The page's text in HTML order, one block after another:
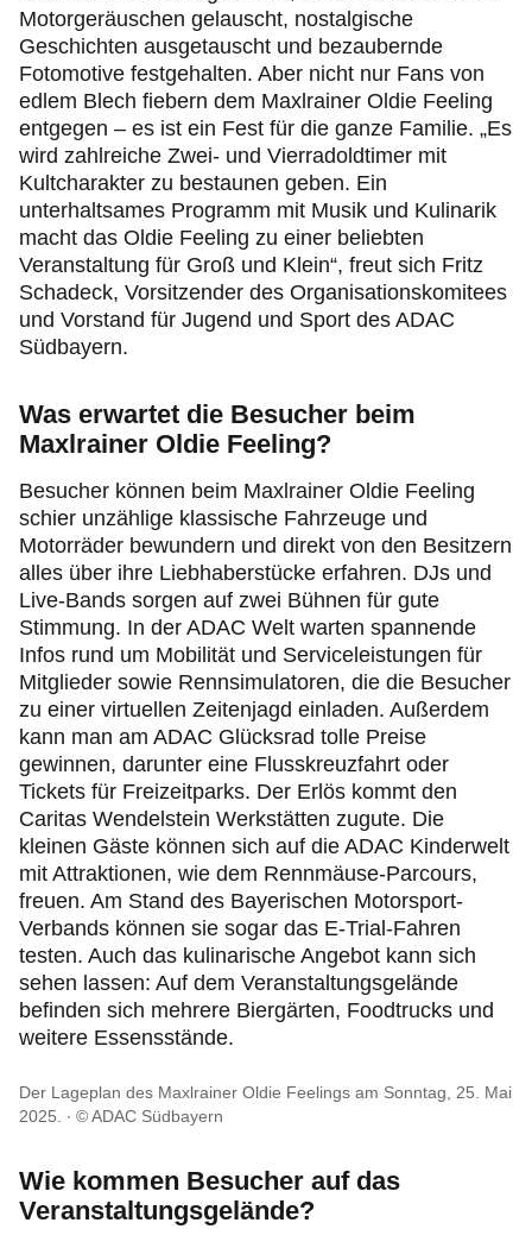
Motorgeräuschen gelauscht, nostalgische
Geschichten ausgetauscht und bezaubernde
Fotomotive festgehalten. Aber nicht nur Fans von
edlem Blech fiebern dem Maxlrainer Oldie Feeling
entgegen – es ist ein Fest für die ganze Familie. „Es
wird zahlreiche Zwei- und Vierradoldtimer mit
Kultcharakter zu bestaunen geben. Ein
unterhaltsames Programm mit Musik und Kulinarik
macht das Oldie Feeling zu einer beliebten
Veranstaltung für Groß und Klein“, freut sich Fritz
Schadeck, Vorsitzender des Organisationskomitees
und Vorstand für Jugend und Sport des ADAC
Südbayern.
Was erwartet die Besucher beim
Maxlrainer Oldie Feeling?
Besucher können beim Maxlrainer Oldie Feeling
schier unzählige klassische Fahrzeuge und
Motorräder bewundern und direkt von den Besitzern
alles über ihre Liebhaberstücke erfahren. DJs und
Live-Bands sorgen auf zwei Bühnen für gute
Stimmung. In der ADAC Welt warten spannende
Infos rund um Mobilität und Serviceleistungen für
Mitglieder sowie Rennsimulatoren, die die Besucher
zu einer virtuellen Zeitenjagd einladen. Außerdem
kann man am ADAC Glücksrad tolle Preise
gewinnen, darunter eine Flusskreuzfahrt oder
Tickets für Freizeitparks. Der Erlös kommt den
Caritas Wendelstein Werkstätten zugute. Die
kleinen Gäste können sich auf die ADAC Kinderwelt
mit Attraktionen, wie dem Rennmäuse-Parcours,
freuen. Am Stand des Bayerischen Motorsport-
Verbands können sie sogar das E-Trial-Fahren
testen. Auch das kulinarische Angebot kann sich
sehen lassen: Auf dem Veranstaltungsgelände
befinden sich mehrere Biergärten, Foodtrucks und
weitere Essensstände.
Der Lageplan des Maxlrainer Oldie Feelings am Sonntag, 25. Mai
2025.
© ADAC Südbayern
Wie kommen Besucher auf das
Veranstaltungsgelände?